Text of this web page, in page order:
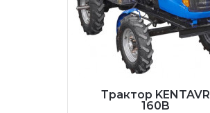
Трактор KENTAVR
160B